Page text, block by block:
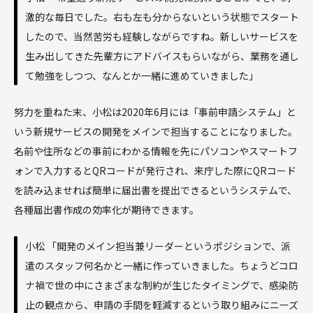
激的な毎日でした。右も左も分からないという状態でスタート
したので、当然苦労も経験しながらですね。新しいサービスを
生み出してきた先輩方にアドバイスもらいながら、業務を通し
て勉強をしつつ、なんとか一緒に進めていきました」
努力を重ねた末、小松は2020年6月には「事前申請システム」と
いう新規サービスの開発をメインで担当することになりました。
名前や住所などの事前にわかる情報を先にパソコンやスマートフ
ォンで入力するとQRコードが発行され、来庁した際にQRコード
を読み込ませれば簡単に届出書を提出できるというシステムで、
各種届出書作成の効率化が期待できます。
小松 「開発のメイン担当兼リーダーというポジションで、派
遣のスタッフ何名かと一緒に作っていきました。ちょうどコロ
ナ禍で世の中にさまざまな制約が生じたタイミングで、感染防
止の観点から、申請の手間を軽減するという取り組みにニーズ